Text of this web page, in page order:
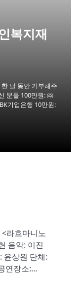
복지재
달 동안 기부해주
분들 100만원: ㈜
기업은행 10만원:
라흐마니노
음악: 이진
윤상원 단체:
연장소:…